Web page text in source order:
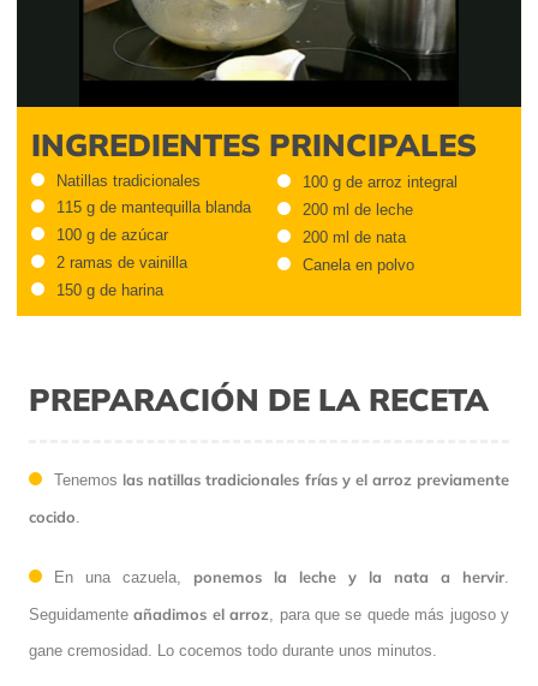
Video
INGREDIENTES PRINCIPALES
Natillas tradicionales
115 g de mantequilla blanda
100 g de azúcar
2 ramas de vainilla
150 g de harina
100 g de arroz integral
200 ml de leche
200 ml de nata
Canela en polvo
PREPARACIÓN DE LA RECETA
Tenemos las natillas tradicionales frías y el arroz previamente
cocido
En una cazuela, ponemos la leche y la nata a hervir
Seguidamenteañadimos el arroz , para que se quede más jugoso y
gane cremosidad. Lo cocemos todo durante unos minutos.